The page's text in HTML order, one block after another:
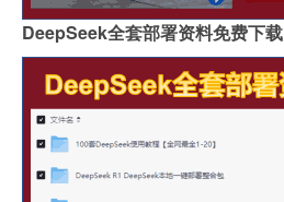
DeepSeek全套部署资料免费下载